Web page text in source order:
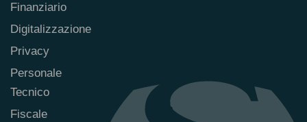
Finanziario
Digitalizzazione
Privacy
Personale
Tecnico
Fiscale